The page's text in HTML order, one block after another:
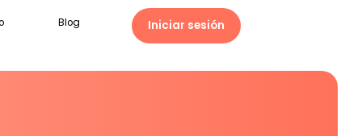
Blog Iniciar sesión